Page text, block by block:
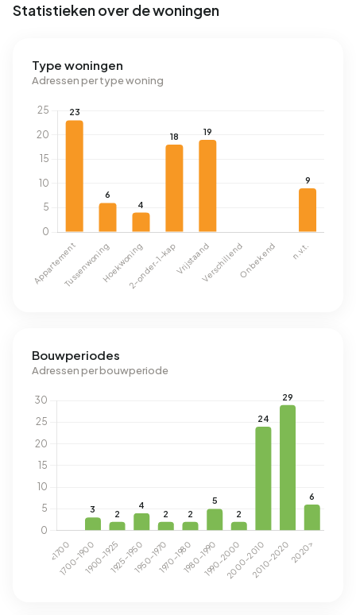
Statistieken over de woningen
Type woningen
Adressen per type woning
Bouwperiodes
Adressen per bouwperiode